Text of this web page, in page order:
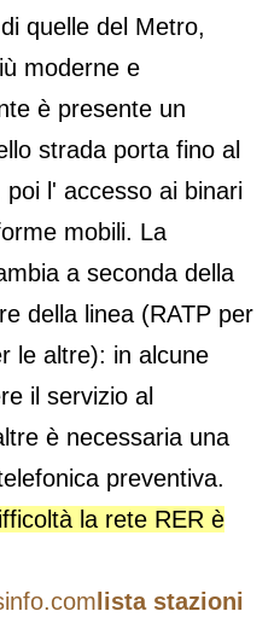
quelle del Metro,
moderne e
è presente un
strada porta fino al
l' accesso ai binari
mobili. La
a seconda della
della linea (RATP per
le altre): in alcune
il servizio al
è necessaria una
preventiva.
la rete RER è
lista stazioni